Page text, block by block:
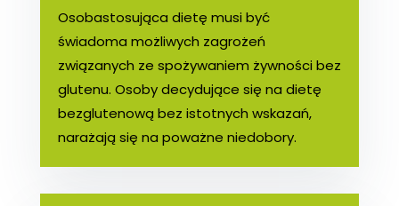
Osobastosująca dietę musi być
świadoma możliwych zagrożeń
związanych ze spożywaniem żywności bez
glutenu. Osoby decydujące się na dietę
bezglutenową bez istotnych wskazań,
narażają się na poważne niedobory.